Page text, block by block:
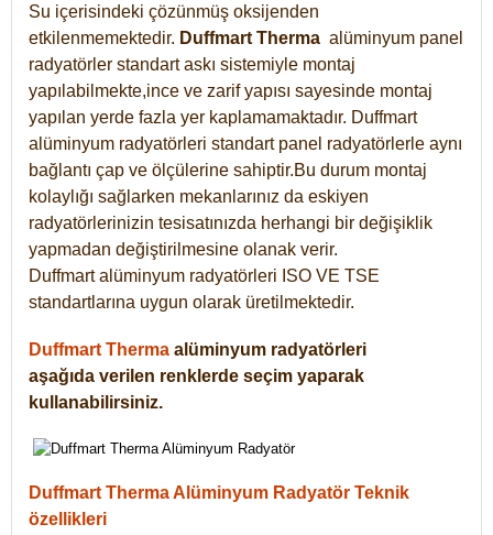
Su içerisindeki çözünmüş oksijenden
etkilenmemektedir. Duffmart Therma alüminyum panel
radyatörler standart askı sistemiyle montaj
yapılabilmekte,ince ve zarif yapısı sayesinde montaj
yapılan yerde fazla yer kaplamamaktadır. Duffmart
alüminyum radyatörleri standart panel radyatörlerle aynı
bağlantı çap ve ölçülerine sahiptir.Bu durum montaj
kolaylığı sağlarken mekanlarınız da eskiyen
radyatörlerinizin tesisatınızda herhangi bir değişiklik
yapmadan değiştirilmesine olanak verir.
Duffmart alüminyum radyatörleri ISO VE TSE
standartlarına uygun olarak üretilmektedir.
Duffmart Therma alüminyum radyatörleri
aşağıda verilen renklerde seçim yaparak
kullanabilirsiniz.
Duffmart Therma Alüminyum Radyatör Teknik
özellikleri